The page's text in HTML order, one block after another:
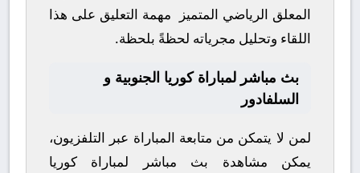
المعلق الرياضي المتميز
مهمة التعليق على هذا
اللقاء وتحليل مجرياته لحظةً بلحظة.
بث مباشر لمباراة كوريا الجنوبية و
السلفادور
لمن لا يتمكن من متابعة المباراة عبر التلفزيون،
يمكن مشاهدة بث مباشر لمباراة كوريا